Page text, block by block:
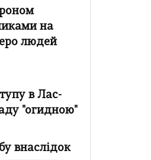
на
людей
в Лас-
"огидною"
внаслідок